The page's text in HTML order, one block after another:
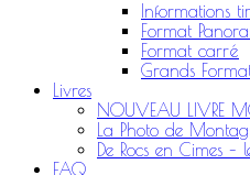
Informations
Format
Format carré
Grands
Livres
NOUVEAU LIVRE
La Photo de
De Rocs en Cimes –
FAQ